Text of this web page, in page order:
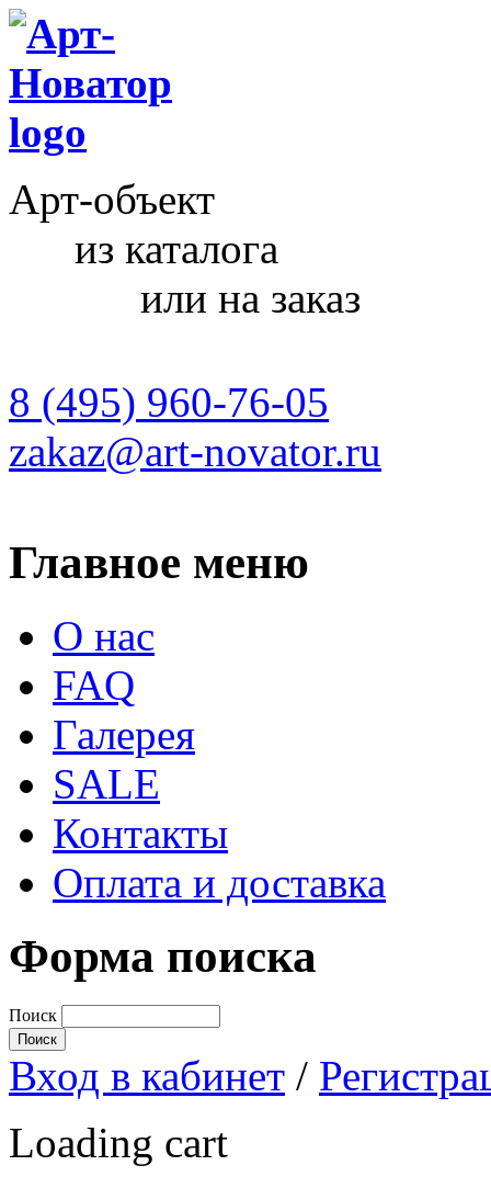
Арт-объект
из каталога
или на заказ
8 (495) 960-76-05
zakaz@art-novator.ru
Главное меню
О нас
FAQ
Галерея
SALE
Контакты
Оплата и доставка
Форма поиска
Поиск
Вход в кабинет /
Loading cart